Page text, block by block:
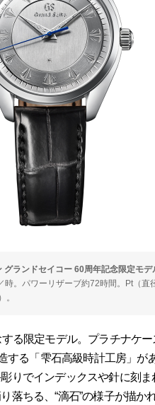
ランドセイコー 60周年記念限定モデ
。パワーリザーブ約72時間。Pt（直
。
る限定モデル。プラチナケー
する「雫石高級時計工房」が
りでインデックスや針に刻
落ちる、“滴石”の様子が描か